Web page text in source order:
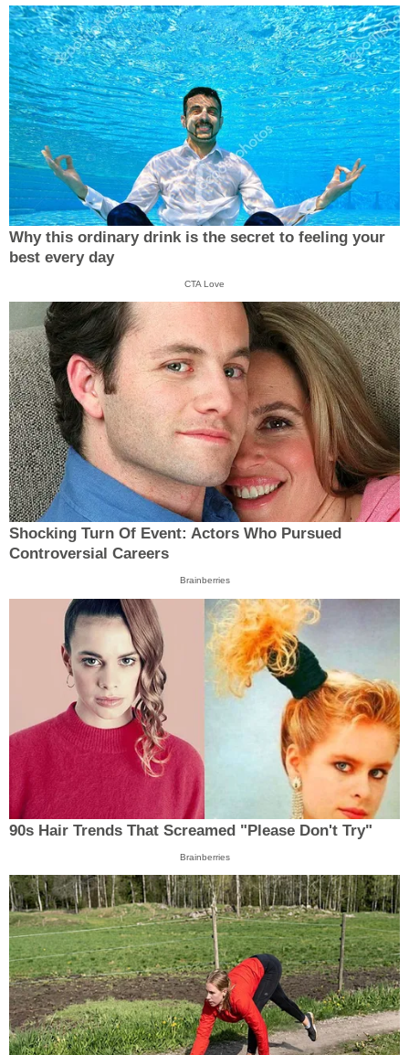
Why this ordinary drink is the secret to feeling your
best every day
CTA Love
Shocking Turn Of Event: Actors Who Pursued
Controversial Careers
Brainberries
90s Hair Trends That Screamed "Please Don't Try"
Brainberries